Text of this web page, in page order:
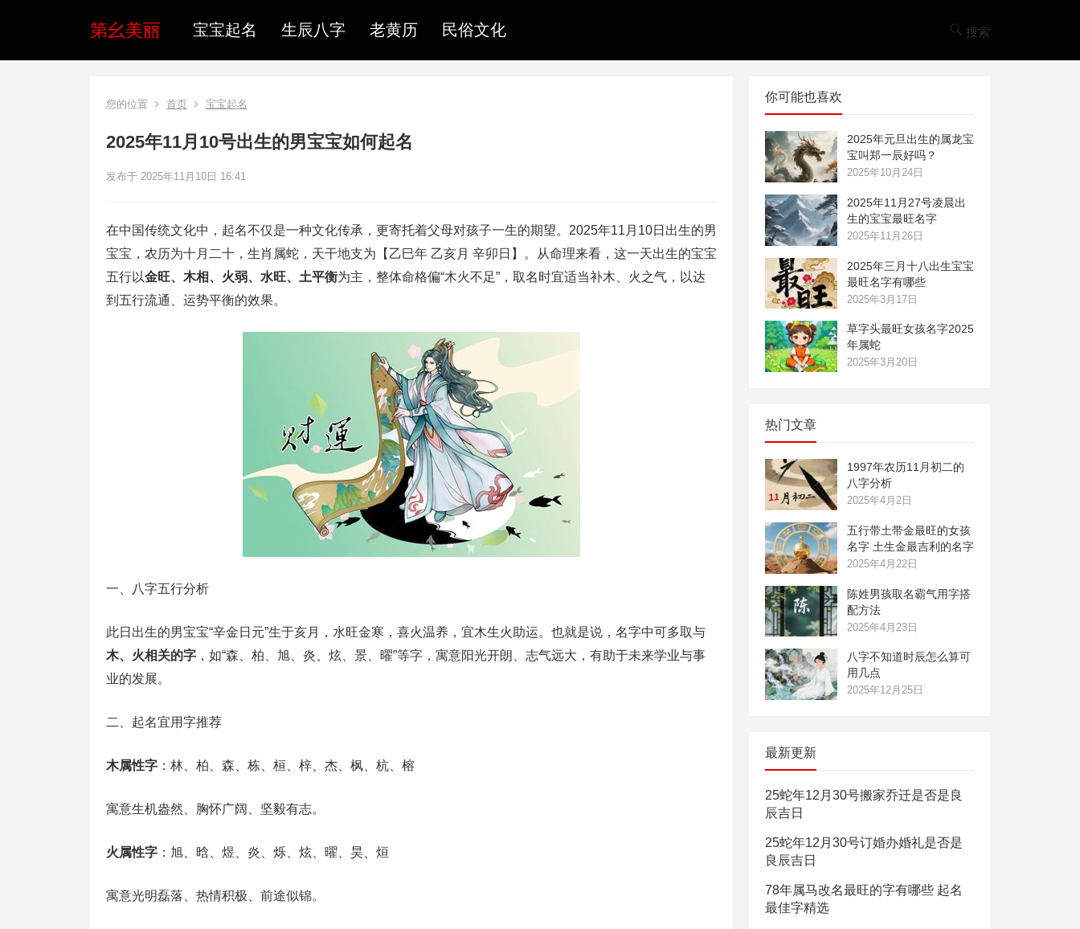
第幺美丽 宝宝起名 生辰八字 老黄历 民俗文化 搜索
您的位置 首页 宝宝起名
2025年11月10号出生的男宝宝如何起名
发布于 2025年11月10日 16:41
在中国传统文化中，起名不仅是一种文化传承，更寄托着父母对孩子一生的期望。2025年11月10日出生的男
宝宝，农历为十月二十，生肖属蛇，天干地支为【乙巳年 乙亥月 辛卯日】。从命理来看，这一天出生的宝宝
五行以金旺、木相、火弱、水旺、土平衡为主，整体命格偏“木火不足”，取名时宜适当补木、火之气，以达
到五行流通、运势平衡的效果。
一、八字五行分析
此日出生的男宝宝“辛金日元”生于亥月，水旺金寒，喜火温养，宜木生火助运。也就是说，名字中可多取与
木、火相关的字 ，如“森、柏、旭、炎、炫、景、曜”等字，寓意阳光开朗、志气远大，有助于未来学业与事
业的发展。
二、起名宜用字推荐
木属性字 ：林、柏、森、栋、桓、梓、杰、枫、杭、榕
寓意生机盎然、胸怀广阔、坚毅有志。
火属性字 ：旭、晗、煜、炎、烁、炫、曜、昊、烜
寓意光明磊落、热情积极、前途似锦。
你可能也喜欢
2025年元旦出生的属龙宝
宝叫郑一辰好吗？
2025年10月24日
2025年11月27号凌晨出
生的宝宝最旺名字
2025年11月26日
2025年三月十八出生宝宝
最旺名字有哪些
2025年3月17日
草字头最旺女孩名字2025
年属蛇
2025年3月20日
热门文章
1997年农历11月初二的
八字分析
2025年4月2日
五行带土带金最旺的女孩
名字 土生金最吉利的名字
2025年4月22日
陈姓男孩取名霸气用字搭
配方法
2025年4月23日
八字不知道时辰怎么算可
用几点
2025年12月25日
最新更新
25蛇年12月30号搬家乔迁是否是良
辰吉日
25蛇年12月30号订婚办婚礼是否是
良辰吉日
78年属马改名最旺的字有哪些 起名
最佳字精选